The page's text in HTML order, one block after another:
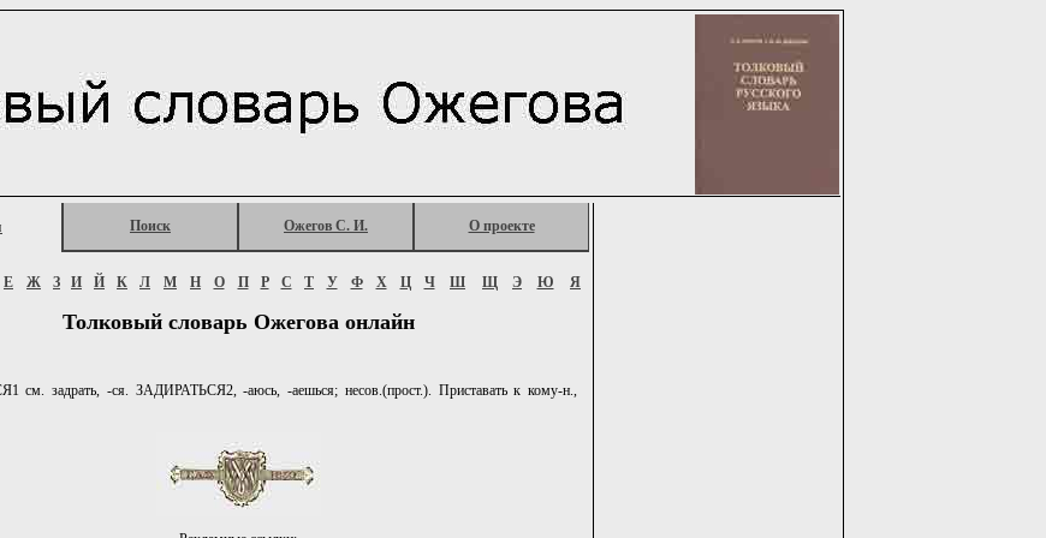
Поиск Ожегов С. И. О проекте
Е Ж З И Й К Л М Н О П Р С Т У Ф Х Ц Ч Ш Щ Э Ю Я
Толковый словарь Ожегова онлайн
см. задрать, -ся. ЗАДИРАТЬСЯ2, -аюсь, -аешься; несов.(прост.). Приставать к кому-н.,